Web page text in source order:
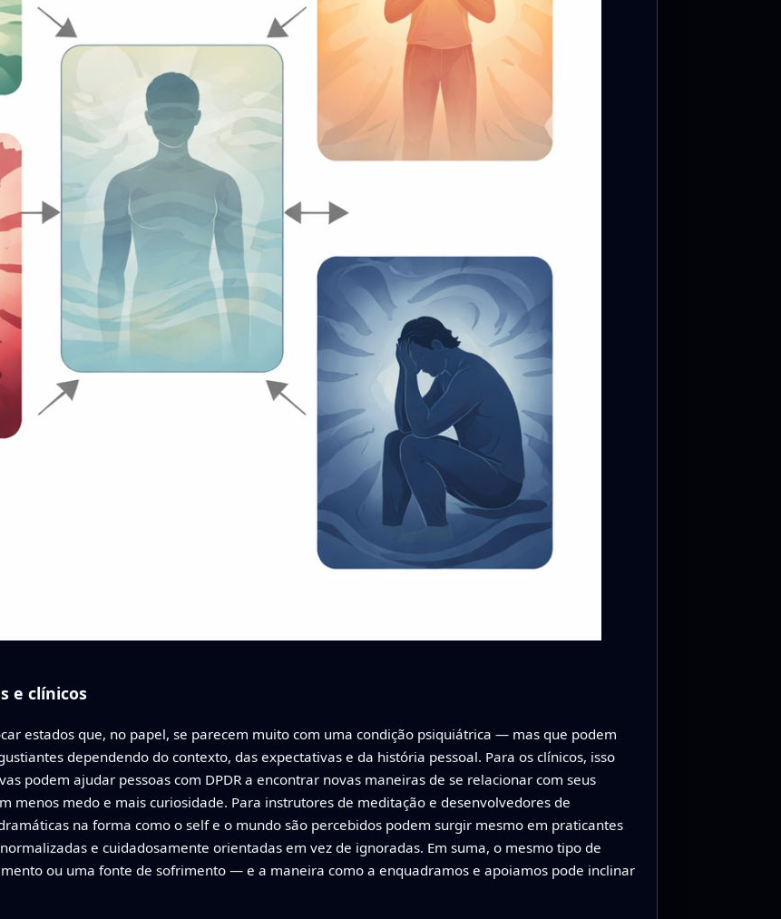
e clínicos
estados que, no papel, se parecem muito com uma condição psiquiátrica — mas que podem
dependendo do contexto, das expectativas e da história pessoal. Para os clínicos, isso
podem ajudar pessoas com DPDR a encontrar novas maneiras de se relacionar com seus
menos medo e mais curiosidade. Para instrutores de meditação e desenvolvedores de
na forma como o self e o mundo são percebidos podem surgir mesmo em praticantes
e cuidadosamente orientadas em vez de ignoradas. Em suma, o mesmo tipo de
ou uma fonte de sofrimento — e a maneira como a enquadramos e apoiamos pode inclinar